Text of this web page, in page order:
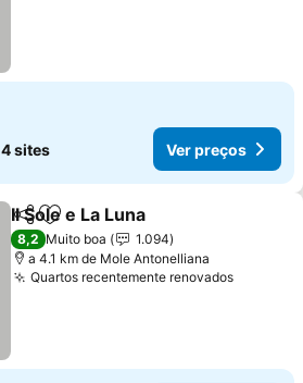
4 sites Ver preços
PartilharAdicionar aos favoritos
Il Sole e La Luna
8,2 Muito boa
1.094
a 4.1 km de Mole Antonelliana
Quartos recentemente renovados